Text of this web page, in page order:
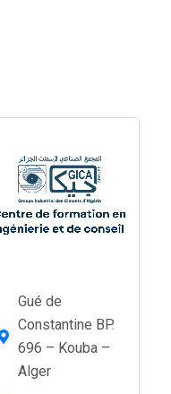
Gué de
Constantine BP.
696 – Kouba –
Alger